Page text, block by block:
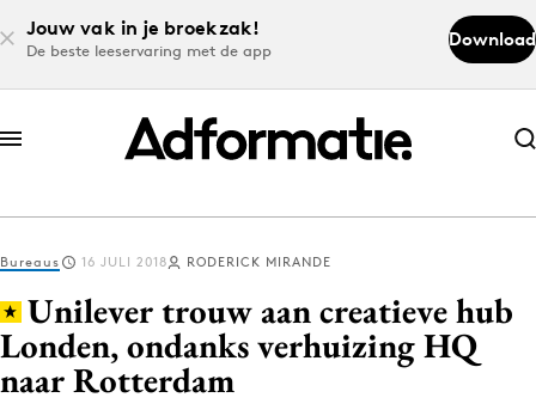
Jouw vak in je broekzak!
De beste leeservaring met de app
Download
Abonneer nu
Abonneer nu
Log in
Volg het laatste nieuws via de Adformatie
Bureaus 16 JULI 2018 RODERICK MIRANDE
Unilever trouw aan creatieve hub
Londen, ondanks verhuizing HQ
naar Rotterdam